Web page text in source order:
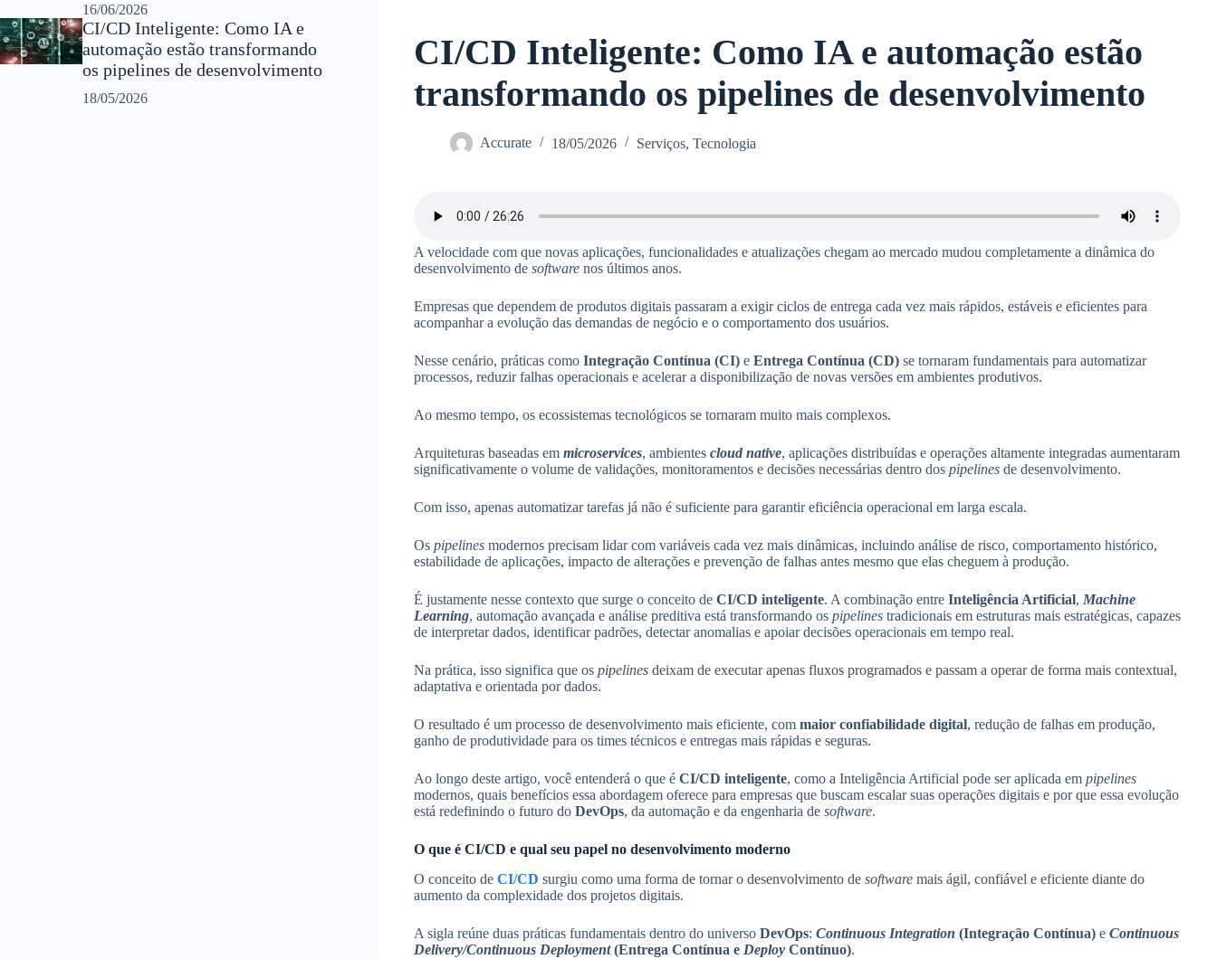
CI/CD Inteligente: Como IA e automação estão
transformando os pipelines de desenvolvimento
Accurate 18/05/2026 Serviços, Tecnologia
A velocidade com que novas aplicações, funcionalidades e atualizações chegam ao mercado mudou completamente a dinâmica do
desenvolvimento de softwarenos últimos anos.
Empresas que dependem de produtos digitais passaram a exigir ciclos de entrega cada vez mais rápidos, estáveis e eficientes para
acompanhar a evolução das demandas de negócio e o comportamento dos usuários.
Nesse cenário, práticas como Integração Contínua (CI)e Entrega Contínua (CD)se tornaram fundamentais para automatizar
processos, reduzir falhas operacionais e acelerar a disponibilização de novas versões em ambientes produtivos.
Ao mesmo tempo, os ecossistemas tecnológicos se tornaram muito mais complexos.
Arquiteturas baseadas em microservices, ambientes cloud native, aplicações distribuídas e operações altamente integradas aumentaram
significativamente o volume de validações, monitoramentos e decisões necessárias dentro dos pipelinesde desenvolvimento.
Com isso, apenas automatizar tarefas já não é suficiente para garantir eficiência operacional em larga escala.
Os pipelinesmodernos precisam lidar com variáveis cada vez mais dinâmicas, incluindo análise de risco, comportamento histórico,
estabilidade de aplicações, impacto de alterações e prevenção de falhas antes mesmo que elas cheguem à produção.
É justamente nesse contexto que surge o conceito de CI/CD inteligente. A combinação entre Inteligência Artificial, Machine
Learning, automação avançada e análise preditiva está transformando os pipelinestradicionais em estruturas mais estratégicas, capazes
de interpretar dados, identificar padrões, detectar anomalias e apoiar decisões operacionais em tempo real.
Na prática, isso significa que os pipelinesdeixam de executar apenas fluxos programados e passam a operar de forma mais contextual,
adaptativa e orientada por dados.
O resultado é um processo de desenvolvimento mais eficiente, com maior confiabilidade digital, redução de falhas em produção,
ganho de produtividade para os times técnicos e entregas mais rápidas e seguras.
Ao longo deste artigo, você entenderá o que é CI/CD inteligente, como a Inteligência Artificial pode ser aplicada em pipelines
modernos, quais benefícios essa abordagem oferece para empresas que buscam escalar suas operações digitais e por que essa evolução
está redefinindo o futuro do DevOps, da automação e da engenharia de software.
O que é CI/CD e qual seu papel no desenvolvimento moderno
O conceito de CI/CD surgiu como uma forma de tornar o desenvolvimento de softwaremais ágil, confiável e eficiente diante do
aumento da complexidade dos projetos digitais.
A sigla reúne duas práticas fundamentais dentro do universo DevOps: Continuous Integration (Integração Contínua)e Continuous
Delivery/Continuous Deployment(Entrega Contínua e DeployContínuo).
16/06/2026
CI/CD Inteligente: Como IA e
automação estão transformando
os pipelines de desenvolvimento
18/05/2026